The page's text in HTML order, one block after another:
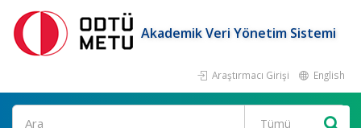
Akademik Veri Yönetim Sistemi
Araştırmacı Girişi English
Ara